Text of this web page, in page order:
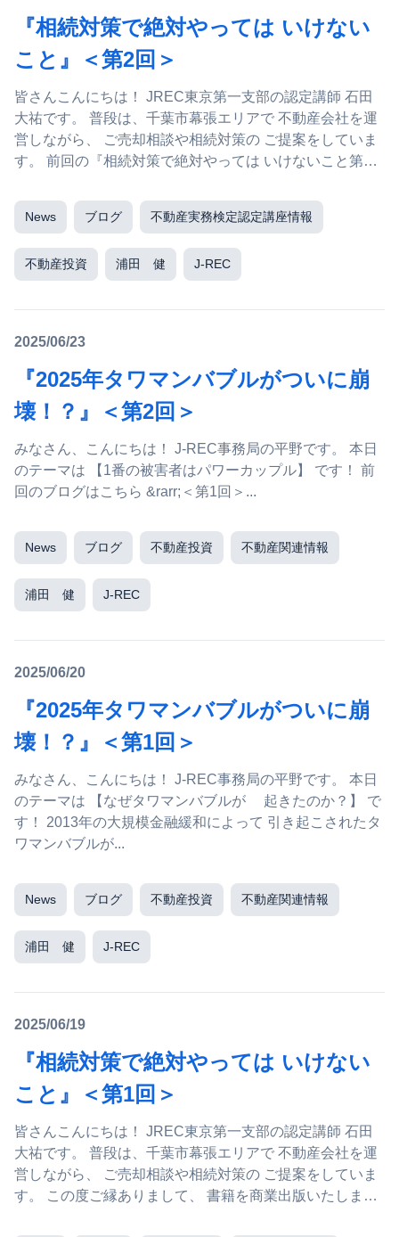
『相続対策で絶対やっては いけない
こと』＜第2回＞
皆さんこんにちは！ JREC東京第一支部の認定講師 石田
大祐です。 普段は、千葉市幕張エリアで 不動産会社を運
営しながら、 ご売却相談や相続対策の ご提案をしていま
す。 前回の『相続対策で絶対やっては いけないこと第1
News ブログ 不動産実務検定認定講座情報
不動産投資 浦田 健 J-REC
2025/06/23
『2025年タワマンバブルがついに崩
壊！？』＜第2回＞
みなさん、こんにちは！ J-REC事務局の平野です。 本日
のテーマは 【1番の被害者はパワーカップル】 です！ 前
回のブログはこちら &rarr;＜第1回＞...
News ブログ 不動産投資 不動産関連情報
浦田 健 J-REC
2025/06/20
『2025年タワマンバブルがついに崩
壊！？』＜第1回＞
みなさん、こんにちは！ J-REC事務局の平野です。 本日
のテーマは 【なぜタワマンバブルが 起きたのか？】 で
す！ 2013年の大規模金融緩和によって 引き起こされたタ
ワマンバブルが...
News ブログ 不動産投資 不動産関連情報
浦田 健 J-REC
2025/06/19
『相続対策で絶対やっては いけない
こと』＜第1回＞
皆さんこんにちは！ JREC東京第一支部の認定講師 石田
大祐です。 普段は、千葉市幕張エリアで 不動産会社を運
営しながら、 ご売却相談や相続対策の ご提案をしていま
す。 この度ご縁ありまして、 書籍を商業出版いたしまし